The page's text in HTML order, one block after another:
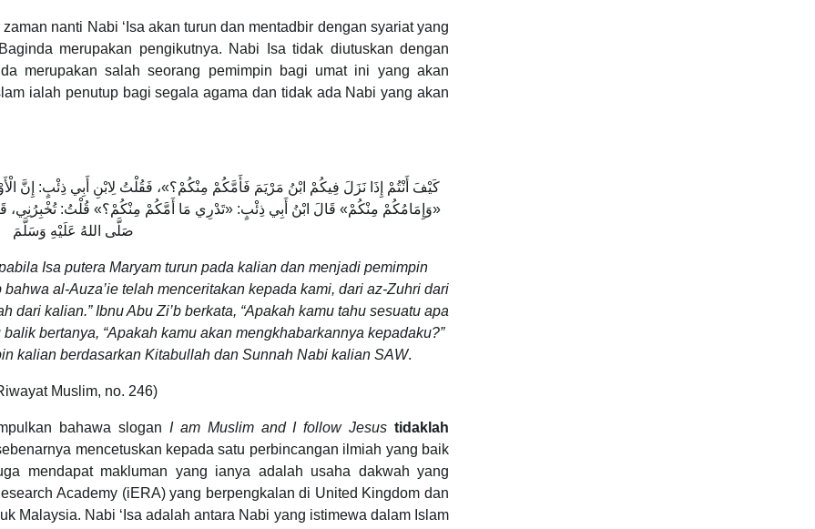
nanti Nabi ‘Isa akan turun dan mentadbir dengan syariat yang
merupakan pengikutnya. Nabi Isa tidak diutuskan dengan
merupakan salah seorang pemimpin bagi umat ini yang akan
ialah penutup bagi segala agama dan tidak ada Nabi yang akan
كَيْفَ أَنْتُمْ إِذَا نَزَلَ فِيكُمْ ابْنُ مَرْيَمَ فَأَمَّكُمْ مِنْكُمْ؟»، فَقُلْتُ لِابْنِ أَبِي ذِئْبٍ: إِنَّ
«وَإِمَامُكُمْ مِنْكُمْ» قَالَ ابْنُ أَبِي ذِئْبٍ: «تَدْرِي مَا أَمَّكُمْ مِنْكُمْ؟» قُلْتُ: تُخْبِرُنِي،
صَلَّى اللهُ عَلَيْهِ وَسَلَّمَ
Isa putera Maryam turun pada kalian dan menjadi pemimpin
al-Auza’ie telah menceritakan kepada kami, dari az-Zuhri dari
dari kalian.” Ibnu Abu Zi’b berkata, “Apakah kamu tahu sesuatu apa
bertanya, “Apakah kamu akan mengkhabarkannya kepadaku?”
kalian berdasarkan Kitabullah dan Sunnah Nabi kalian SAW.
Muslim, no. 246)
bahawa slogan I am Muslim and I follow Jesustidaklah
mencetuskan kepada satu perbincangan ilmiah yang baik
mendapat makluman yang ianya adalah usaha dakwah yang
Academy (iERA) yang berpengkalan di United Kingdom dan
Malaysia. Nabi ‘Isa adalah antara Nabi yang istimewa dalam Islam